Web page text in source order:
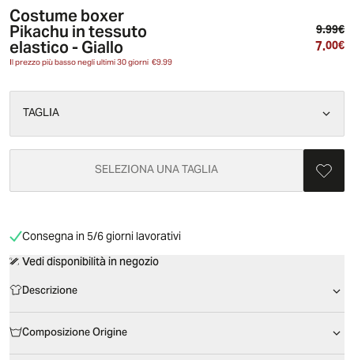
Costume boxer
Pikachu in tessuto
elastico - Giallo
Il prezzo più basso negli ultimi 30 giorni€9.99
9.99€
7.00€
TAGLIA
SELEZIONA UNA TAGLIA
Consegna in 5/6 giorni lavorativi
Vedi disponibilità in negozio
Descrizione
Composizione Origine